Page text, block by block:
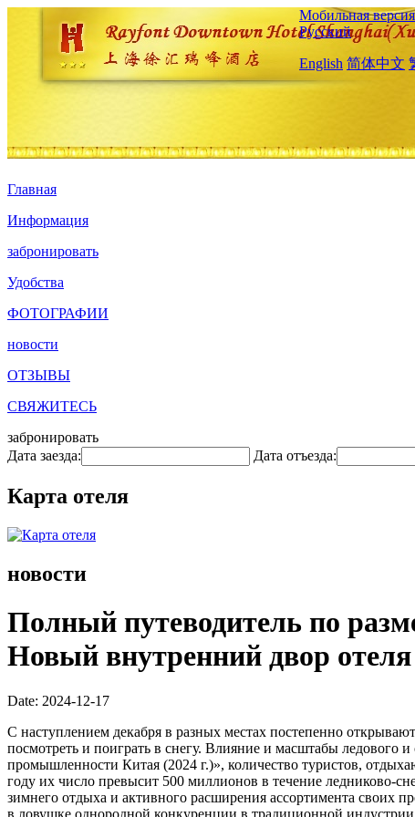
Мобильная версия
Русский
English 简体中文
Главная
Информация
забронировать
Удобства
ФОТОГРАФИИ
новости
ОТЗЫВЫ
СВЯЖИТЕСЬ
забронировать
Дата заезда:
Дата отъезда:
Карта отеля
новости
Полный путеводитель по
Новый внутренний двор
Date: 2024-12-17
С наступлением декабря в разных местах постепенно
посмотреть и поиграть в снегу. Влияние и масштабы ледового
промышленности Китая (2024 г.)», количество туристов,
году их число превысит 500 миллионов в течение ледниково-
зимнего отдыха и активного расширения ассортимента своих
в ловушке однородной конкуренции в традиционной